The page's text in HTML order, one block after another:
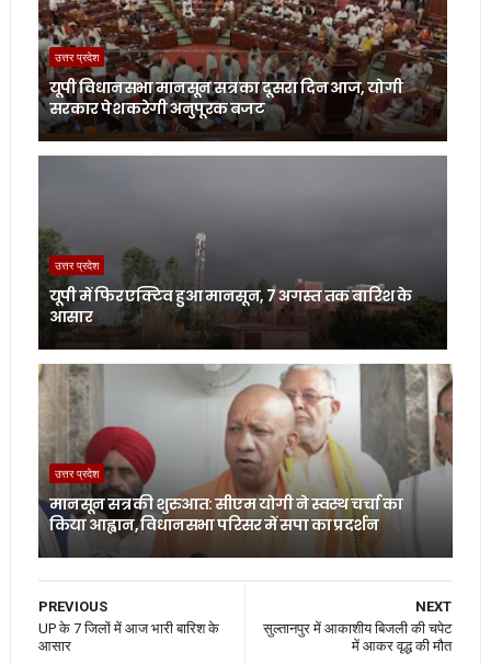
उत्तर प्रदेश
यूपी विधानसभा मानसून सत्र का दूसरा दिन आज, योगी
सरकार पेश करेगी अनुपूरक बजट
उत्तर प्रदेश
यूपी में फिर एक्टिव हुआ मानसून, 7 अगस्त तक बारिश के
आसार
उत्तर प्रदेश
मानसून सत्र की शुरुआत: सीएम योगी ने स्वस्थ चर्चा का
किया आह्वान, विधानसभा परिसर में सपा का प्रदर्शन
NEXT
सुल्तानपुर में आकाशीय बिजली की चपेट
में आकर वृद्ध की मौत
PREVIOUS
UP के 7 जिलों में आज भारी बारिश के
आसार